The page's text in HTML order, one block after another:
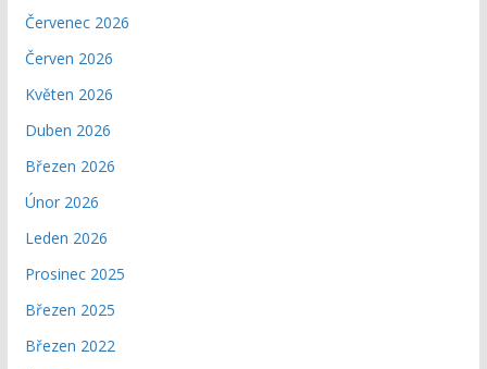
Červenec 2026
Červen 2026
Květen 2026
Duben 2026
Březen 2026
Únor 2026
Leden 2026
Prosinec 2025
Březen 2025
Březen 2022